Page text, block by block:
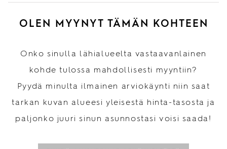
OLEN MYYNYT TÄMÄN KOHTEEN
Onko sinulla lähialueelta vastaavanlainen
kohde tulossa mahdollisesti myyntiin?
Pyydä minulta ilmainen arviokäynti niin saat
tarkan kuvan alueesi yleisestä hinta-tasosta ja
paljonko juuri sinun asunnostasi voisi saada!